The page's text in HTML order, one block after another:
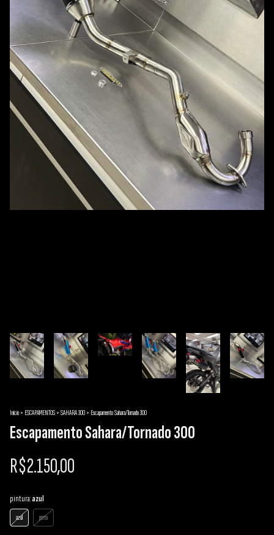
Início > ESCAPAMENTOS > SAHARA 300 > Escapamento Sahara/Tornado 300
Escapamento Sahara/Tornado 300
R$2.150,00
pintura:azul
azul preto